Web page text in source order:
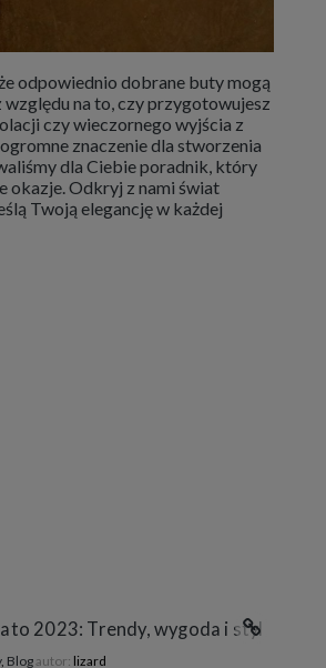
odpowiednio dobrane buty mogą
na to, czy przygotowujesz
czy wieczornego wyjścia z
znaczenie dla stworzenia
dla Ciebie poradnik, który
okazje. Odkryj z nami świat
Twoją elegancję w każdej
2023: Trendy, wygoda i styl
, Blogautor: lizard